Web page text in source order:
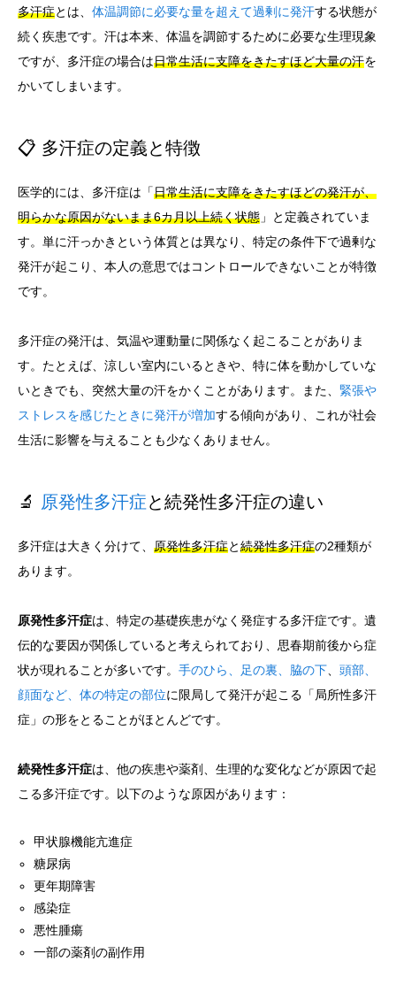
多汗症とは、 体温調節に必要な量を超えて過剰に発汗する状態が
続く疾患です。汗は本来、体温を調節するために必要な生理現象
ですが、多汗症の場合は日常生活に支障をきたすほど大量の汗を
かいてしまいます。
📋 多汗症の定義と特徴
医学的には、多汗症は「日常生活に支障をきたすほどの発汗が、
明らかな原因がないまま6カ月以上続く状態 」と定義されていま
す。単に汗っかきという体質とは異なり、特定の条件下で過剰な
発汗が起こり、本人の意思ではコントロールできないことが特徴
です。
多汗症の発汗は、気温や運動量に関係なく起こることがありま
す。たとえば、涼しい室内にいるときや、特に体を動かしていな
いときでも、突然大量の汗をかくことがあります。また、 緊張や
ストレスを感じたときに発汗が増加する傾向があり、これが社会
生活に影響を与えることも少なくありません。
🔬 原発性多汗症と続発性多汗症の違い
多汗症は大きく分けて、 原発性多汗症と続発性多汗症の2種類が
あります。
原発性多汗症は、特定の基礎疾患がなく発症する多汗症です。遺
伝的な要因が関係していると考えられており、思春期前後から症
状が現れることが多いです。 手のひら、足の裏、脇の下
頭部、
顔面など、体の特定の部位に限局して発汗が起こる「局所性多汗
症」の形をとることがほとんどです。
続発性多汗症は、他の疾患や薬剤、生理的な変化などが原因で起
こる多汗症です。以下のような原因があります：
甲状腺機能亢進症
糖尿病
更年期障害
感染症
悪性腫瘍
一部の薬剤の副作用